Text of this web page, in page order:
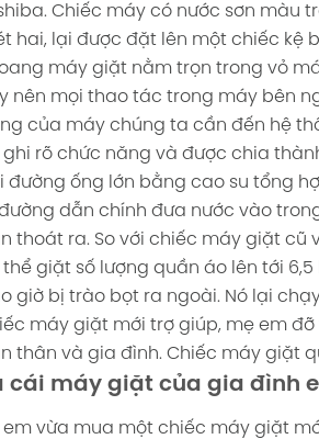
Chiếc máy có nước sơn màu
hai, lại được đặt lên một chiếc kệ
máy giặt nằm trọn trong vỏ
nên mọi thao tác trong máy bên
của máy chúng ta cần đến hệ
ghi rõ chức năng và được chia
đường ống lớn bằng cao su tổng
dẫn chính đưa nước vào
thoát ra. So với chiếc máy giặt cũ
giặt số lượng quần áo lên tới
giờ bị trào bọt ra ngoài. Nó lại
máy giặt mới trợ giúp, mẹ em
thân và gia đình. Chiếc máy giặt
cái máy giặt của gia đình
em vừa mua một chiếc máy giặt